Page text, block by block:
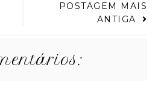
POSTAGEM MAIS
ANTIGA